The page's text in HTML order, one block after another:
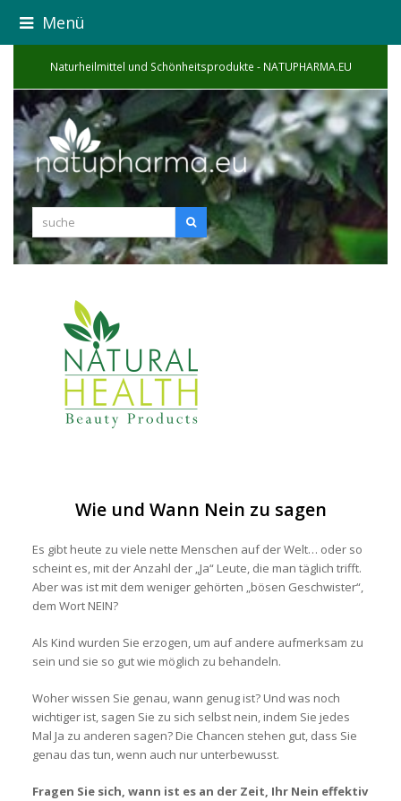
Menü
Naturheilmittel und Schönheitsprodukte - NATUPHARMA.EU
sucheSuche
Wie und Wann Nein zu sagen
Es gibt heute zu viele nette Menschen auf der Welt… oder so
scheint es, mit der Anzahl der „Ja“ Leute, die man täglich trifft.
Aber was ist mit dem weniger gehörten „bösen Geschwister“,
dem Wort NEIN?
Als Kind wurden Sie erzogen, um auf andere aufmerksam zu
sein und sie so gut wie möglich zu behandeln.
Woher wissen Sie genau, wann genug ist? Und was noch
wichtiger ist, sagen Sie zu sich selbst nein, indem Sie jedes
Mal Ja zu anderen sagen? Die Chancen stehen gut, dass Sie
genau das tun, wenn auch nur unterbewusst.
Fragen Sie sich, wann ist es an der Zeit, Ihr Nein effektiv